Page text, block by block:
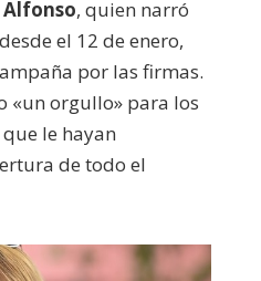
, quien narró
el 12 de enero,
por las firmas.
«un orgullo» para los
le hayan
de todo el